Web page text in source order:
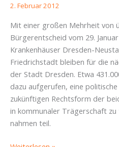
Arbeitstreffen
2. Februar 2012
Mit einer großen Mehrheit von
Bürgerentscheid vom 29.
Krankenhäuser Dresden-
Friedrichstadt bleiben für die
der Stadt Dresden. Etwa
dazu aufgerufen, eine
zukünftigen Rechtsform der
in kommunaler Trägerschaft zu
nahmen teil.